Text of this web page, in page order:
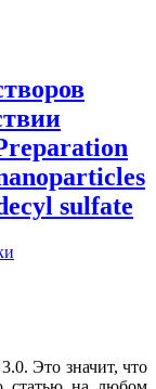
sulfate
Это значит, что